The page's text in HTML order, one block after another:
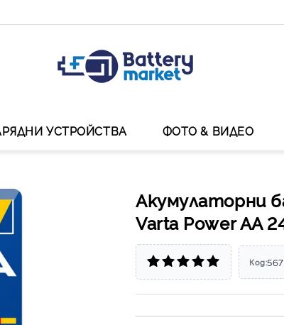
УСТРОЙСТВА ФОТО & ВИДЕО
Акумулаторни
Varta Power AA
Код: